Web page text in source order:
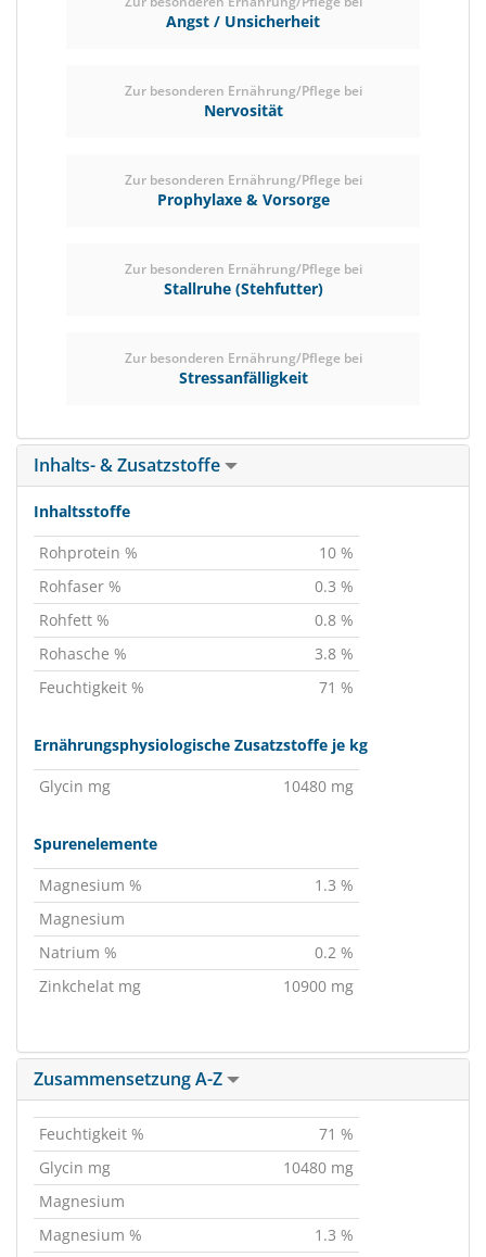
Angst / Unsicherheit
Zur besonderen Ernährung/Pflege bei
Nervosität
Zur besonderen Ernährung/Pflege bei
Prophylaxe & Vorsorge
Zur besonderen Ernährung/Pflege bei
Stallruhe (Stehfutter)
Zur besonderen Ernährung/Pflege bei
Stressanfälligkeit
Inhalts- & Zusatzstoffe
Inhaltsstoffe
Rohprotein %
10 %
Rohfaser %
0.3 %
Rohfett %
0.8 %
Rohasche %
3.8 %
Feuchtigkeit %
71 %
Ernährungsphysiologische Zusatzstoffe je kg
Glycin mg
10480 mg
Spurenelemente
Magnesium %
1.3 %
Magnesium
Natrium %
0.2 %
Zinkchelat mg
10900 mg
Zusammensetzung A-Z
Feuchtigkeit %
71 %
Glycin mg
10480 mg
Magnesium
Magnesium %
1.3 %